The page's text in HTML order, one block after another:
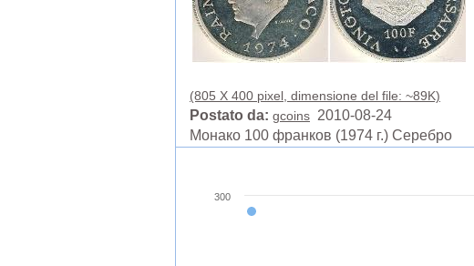
(805 X 400 pixel, dimensione del file: ~89K)
Postato da: gcoins 2010-08-24
Монако 100 франков (1974 г.) Серебро